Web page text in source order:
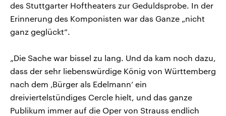
des Stuttgarter Hoftheaters zur Geduldsprobe. In der
Erinnerung des Komponisten war das Ganze „nicht
ganz geglückt“.
„Die Sache war bissel zu lang. Und da kam noch dazu,
dass der sehr liebenswürdige König von Württemberg
nach dem ‚Bürger als Edelmann’ ein
dreiviertelstündiges Cercle hielt, und das ganze
Publikum immer auf die Oper von Strauss endlich